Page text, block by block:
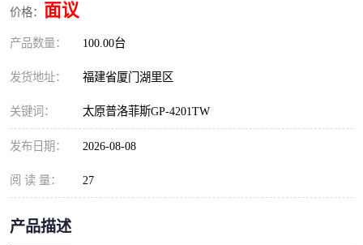
价格： 面议
产品数量： 100.00台
发货地址： 福建省厦门湖里区
关键词： 太原普洛菲斯GP-4201TW
发布日期： 2026-08-08
阅 读 量： 27
产品描述